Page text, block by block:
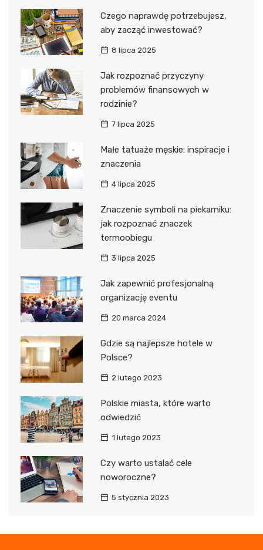
Czego naprawdę potrzebujesz,
aby zacząć inwestować?
8 lipca 2025
Jak rozpoznać przyczyny
problemów finansowych w
rodzinie?
7 lipca 2025
Małe tatuaże męskie: inspiracje i
znaczenia
4 lipca 2025
Znaczenie symboli na piekarniku:
jak rozpoznać znaczek
termoobiegu
3 lipca 2025
Jak zapewnić profesjonalną
organizację eventu
20 marca 2024
Gdzie są najlepsze hotele w
Polsce?
2 lutego 2023
Polskie miasta, które warto
odwiedzić
1 lutego 2023
Czy warto ustalać cele
noworoczne?
5 stycznia 2023